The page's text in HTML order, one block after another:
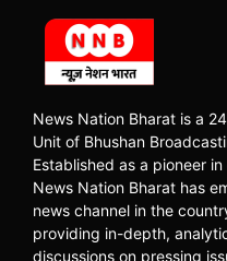
News Nation Bharat is a
Unit of Bhushan
Established as a pioneer
News Nation Bharat has
news channel in the
providing in-depth,
discussions on pressing